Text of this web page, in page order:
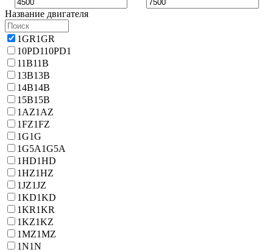
Название двигателя
1GR1GR
10PD110PD1
11B11B
13B13B
14B14B
15B15B
1AZ1AZ
1FZ1FZ
1G1G
1G5A1G5A
1HD1HD
1HZ1HZ
1JZ1JZ
1KD1KD
1KR1KR
1KZ1KZ
1MZ1MZ
1N1N